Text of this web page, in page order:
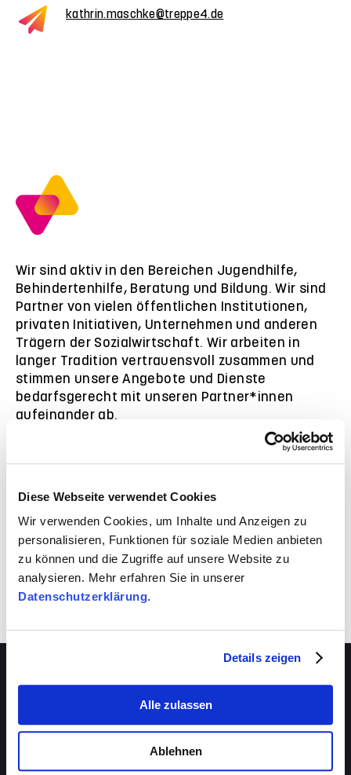
Diese Webseite verwendet Cookies
Wir verwenden Cookies, um Inhalte und Anzeigen zu
personalisieren, Funktionen für soziale Medien anbieten
zu können und die Zugriffe auf unsere Website zu
analysieren. Mehr erfahren Sie in unserer
Datenschutzerklärung.
Details zeigen
Alle zulassen
Ablehnen
kathrin.maschke@treppe4.de
Wir sind aktiv in den Bereichen Jugendhilfe,
Behindertenhilfe, Beratung und Bildung. Wir sind
Partner von vielen öffentlichen Institutionen,
privaten Initiativen, Unternehmen und anderen
Trägern der Sozialwirtschaft. Wir arbeiten in
langer Tradition vertrauensvoll zusammen und
stimmen unsere Angebote und Dienste
bedarfsgerecht mit unseren Partner*innen
aufeinander ab.
VIVA schafft auch für dich Entwicklungsräume.
Über VIVA